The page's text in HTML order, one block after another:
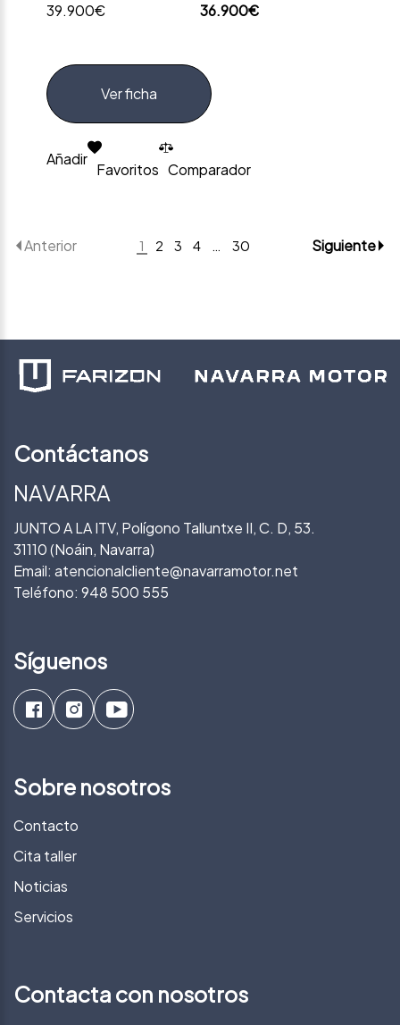
39.900€
36.900€
Ver ficha
Añadir
Favoritos Comparador
Anterior 1 2 3 4 30 Siguiente
Contáctanos
NAVARRA
JUNTO A LA ITV, Polígono Talluntxe II, C. D, 53.
31110 (Noáin, Navarra)
Email: atencionalcliente@navarramotor.net
Teléfono: 948 500 555
Síguenos
Sobre nosotros
Contacto
Cita taller
Noticias
Servicios
Contacta con nosotros